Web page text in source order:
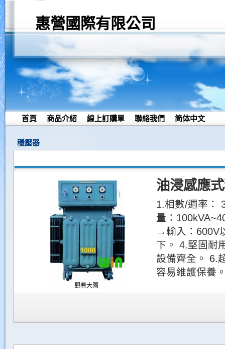
惠營國際有限公司
首頁 商品介紹 線上訂購單 聯絡我們 简体中文
穩壓器
觀看大圖
油浸感應
1.相數/週率：
量：
→輸入：600V
下。 4.堅固耐
設備齊全。 6.
容易維護保養